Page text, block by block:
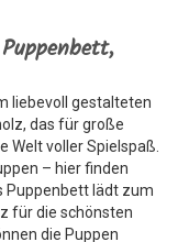
liebevoll gestalteten
das für große
Welt voller Spielspaß.
– hier finden
Puppenbett lädt zum
für die schönsten
die Puppen